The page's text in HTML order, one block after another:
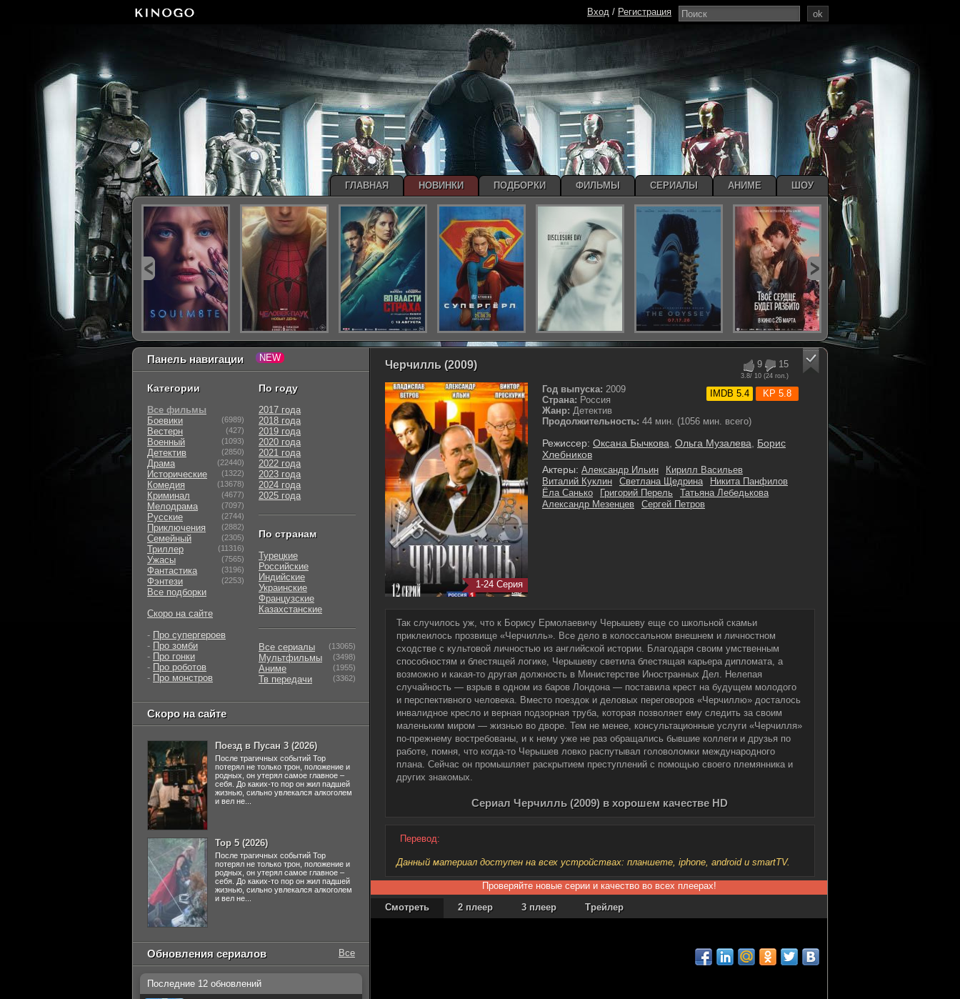
9 15
3.8/ 10 (24 гол.)
IMDB 5.4 KP 5.8
Черчилль (2009)
1-24 Серия
Год выпуска: 2009
Страна: Россия
Жанр: Детектив
Продолжительность: 44 мин. (1056 мин. всего)
Режиссер: Оксана Бычкова Ольга Музалева
Борис
Хлебников
Актеры: Александр Ильин
Кирилл Васильев
Виталий Куклин
Светлана Щедрина
Никита Панфилов
Ёла Санько
Григорий Перель
Татьяна Лебедькова
Александр Мезенцев
Сергей Петров
Так случилось уж, что к Борису Ермолаевичу Черышеву еще со школьной скамьи
приклеилось прозвище «Черчилль». Все дело в колоссальном внешнем и личностном
сходстве с культовой личностью из английской истории. Благодаря своим умственным
способностям и блестящей логике, Черышеву светила блестящая карьера дипломата, а
возможно и какая-то другая должность в Министерстве Иностранных Дел. Нелепая
случайность — взрыв в одном из баров Лондона — поставила крест на будущем молодого
и перспективного человека. Вместо поездок и деловых переговоров «Черчиллю» досталось
инвалидное кресло и верная подзорная труба, которая позволяет ему следить за своим
маленьким миром — жизнью во дворе. Тем не менее, консультационные услуги «Черчилля»
по-прежнему востребованы, и к нему уже не раз обращались бывшие коллеги и друзья по
работе, помня, что когда-то Черышев ловко распутывал головоломки международного
плана. Сейчас он промышляет раскрытием преступлений с помощью своего племянника и
других знакомых.
Сериал Черчилль (2009) в хорошем качестве HD
Перевод:
Данный материал доступен на всех устройствах: планшете, iphone, android и smartTV.
Проверяйте новые серии и качество во всех плеерах!
Смотреть
2 плеер 3 плеер Трейлер
Панель навигации
Категории
Все фильмы
Боевики
(6989)
Вестерн (427)
Военный (1093)
Детектив (2850)
Драма (22440)
Исторические (1322)
Комедия (13678)
Криминал (4677)
Мелодрама (7097)
Русские (2744)
Приключения (2882)
Семейный (2305)
Триллер (11316)
Ужасы (7565)
Фантастика (3196)
Фэнтези (2253)
Все подборки
Скоро на сайте
- Про супергероев
- Про зомби
- Про гонки
- Про роботов
- Про монстров
По году
2017 года
2018 года
2019 года
2020 года
2021 года
2022 года
2023 года
2024 года
2025 года
По странам
Турецкие
Российские
Индийские
Украинские
Французские
Казахстанские
Все сериалы (13065)
Мультфильмы (3498)
Аниме (1955)
Тв передачи (3362)
Скоро на сайте
Поезд в Пусан 3 (2026)
После трагичных событий Тор
потерял не только трон, положение и
родных, он утерял самое главное –
себя. До каких-то пор он жил падшей
жизнью, сильно увлекался алкоголем
и вел не...
Тор 5 (2026)
После трагичных событий Тор
потерял не только трон, положение и
родных, он утерял самое главное –
себя. До каких-то пор он жил падшей
жизнью, сильно увлекался алкоголем
и вел не...
Обновления сериалов Все
Последние 12 обновлений
ok
Вход / Регистрация
ГЛАВНАЯ НОВИНКИ ПОДБОРКИ ФИЛЬМЫ СЕРИАЛЫ АНИМЕ ШОУ